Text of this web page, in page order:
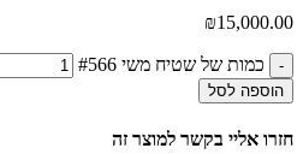
₪15,000.00
כמות של שטיח משי #566
הוספה לסל
חזרו אליי בקשר למוצר זה